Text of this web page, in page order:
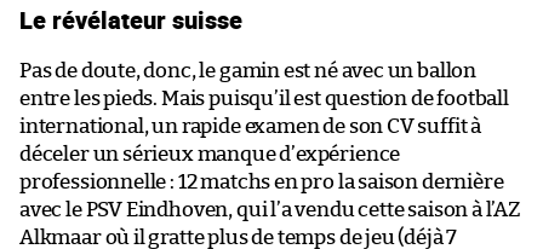
Le révélateur suisse
Pas de doute, donc, le gamin est né avec un ballon
entre les pieds. Mais puisqu’il est question de football
international, un rapide examen de son CV suffit à
déceler un sérieux manque d’expérience
professionnelle : 12 matchs en pro la saison dernière
avec le PSV Eindhoven, qui l’a vendu cette saison à l’AZ
Alkmaar où il gratte plus de temps de jeu (déjà 7